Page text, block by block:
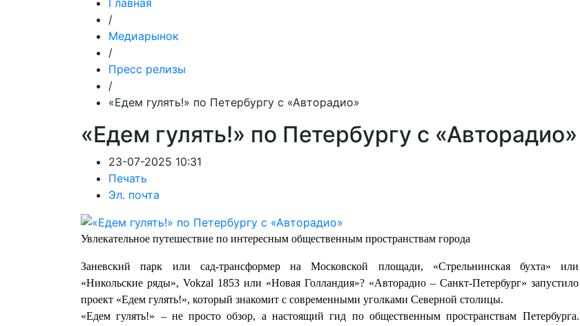
Главная
/
Медиарынок
/
Пресс релизы
/
«Едем гулять!» по Петербургу с «Авторадио»
«Едем гулять!» по Петербургу с «Авторадио»
23-07-2025 10:31
Печать
Эл. почта
Увлекательное путешествие по интересным общественным пространствам города
Заневский парк или сад-трансформер на Московской площади, «Стрельнинская бухта» или
«Никольские ряды», Vokzal 1853 или «Новая Голландия»? «Авторадио – Санкт-Петербург» запустило
проект «Едем гулять!», который знакомит с современными уголками Северной столицы.
«Едем гулять!» – не просто обзор, а настоящий гид по общественным пространствам Петербурга.